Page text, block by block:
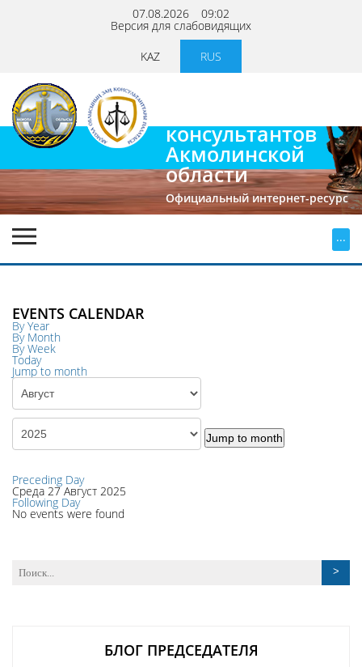
07.08.2026 09:02
Версия для слабовидящих
KAZ
RUS
консультантов
Акмолинской
области
Официальный интернет-ресурс
...
EVENTS CALENDAR
By Year
By Month
By Week
Today
Jump to month
Jump to month
Preceding Day
Среда 27 Август 2025
Following Day
No events were found
БЛОГ ПРЕДСЕДАТЕЛЯ